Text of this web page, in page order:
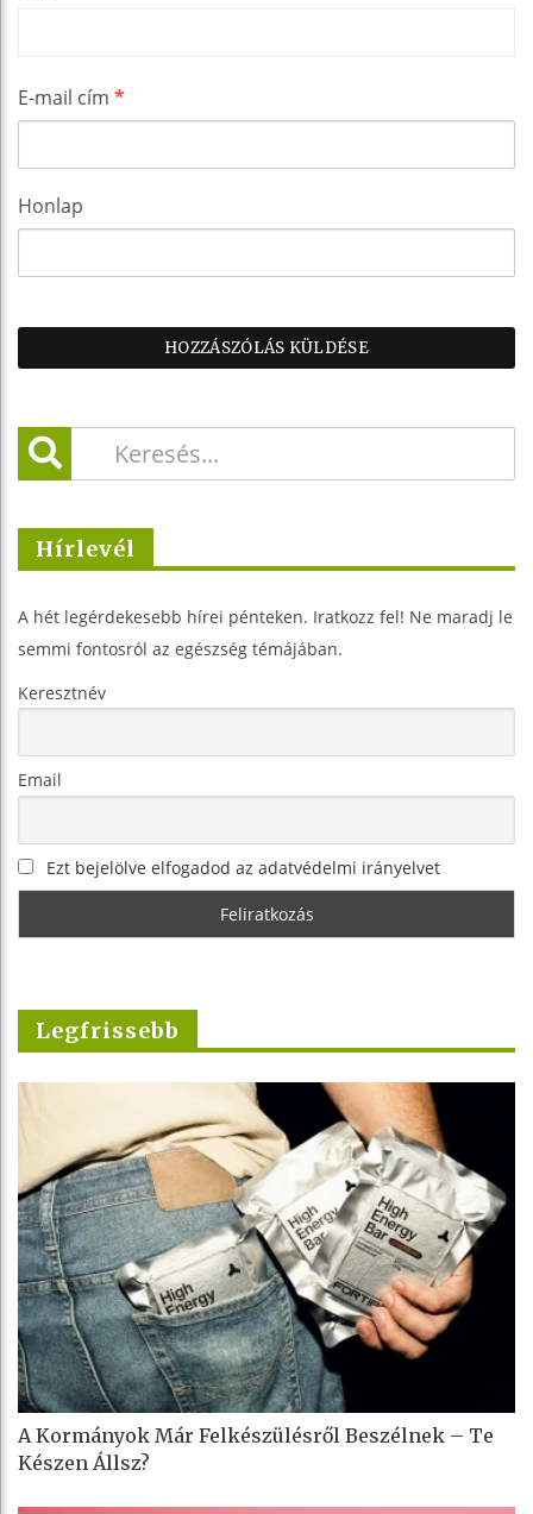
E-mail cím *
Honlap
Hírlevél
A hét legérdekesebb hírei pénteken. Iratkozz fel! Ne maradj le
semmi fontosról az egészség témájában.
Keresztnév
Email
Ezt bejelölve elfogadod az adatvédelmi irányelvet
Legfrissebb
A Kormányok Már Felkészülésről Beszélnek – Te
Készen Állsz?